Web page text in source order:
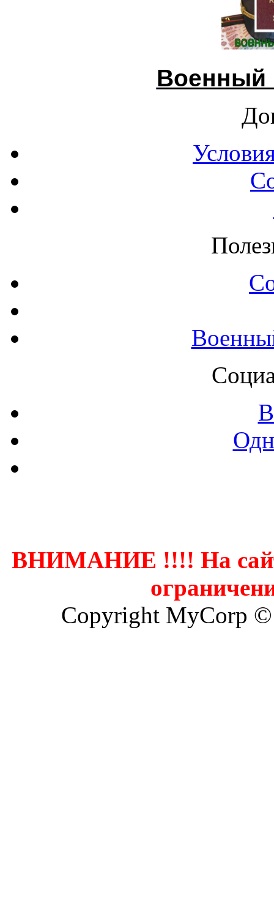
Военный
ВНИМАНИЕ !!!! На
Copyright MyCorp